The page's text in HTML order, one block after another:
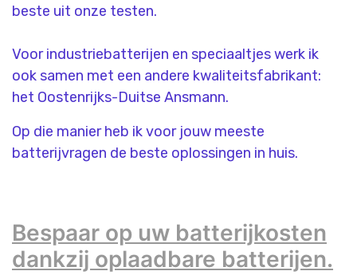
beste uit onze testen.
Voor industriebatterijen en speciaaltjes werk ik
ook samen met een andere kwaliteitsfabrikant:
het Oostenrijks-Duitse Ansmann.
Op die manier heb ik voor jouw meeste
batterijvragen de beste oplossingen in huis.
Bespaar op uw batterijkosten
dankzij oplaadbare batterijen.